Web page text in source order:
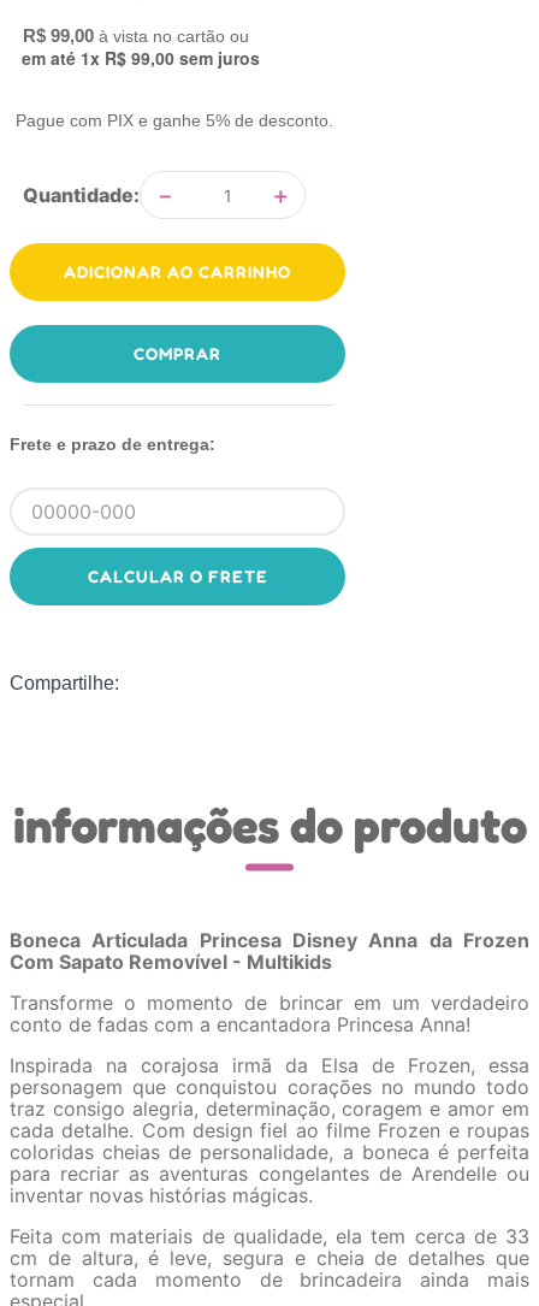
R$ 99,00
em até 1x R$ 99,00 sem juros
Pague com PIX e ganhe 5% de desconto.
Quantidade ＋
－
ADICIONAR AO CARRINHO
COMPRAR
Frete e prazo de entrega:
CALCULAR O FRETE
Compartilhe:
informações do produto
Boneca Articulada Princesa Disney Anna da Frozen
Com Sapato Removível - Multikids
Transforme o momento de brincar em um verdadeiro
conto de fadas com a encantadora Princesa Anna!
Inspirada na corajosa irmã da Elsa de Frozen, essa
personagem que conquistou corações no mundo todo
traz consigo alegria, determinação, coragem e amor em
cada detalhe. Com design fiel ao filme Frozen e roupas
coloridas cheias de personalidade, a boneca é perfeita
para recriar as aventuras congelantes de Arendelle ou
inventar novas histórias mágicas.
Feita com materiais de qualidade, ela tem cerca de 33
cm de altura, é leve, segura e cheia de detalhes que
tornam cada momento de brincadeira ainda mais
especial.